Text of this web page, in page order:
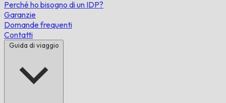
Perché ho bisogno di un IDP?
Garanzie
Domande frequenti
Contatti
Guida di viaggio